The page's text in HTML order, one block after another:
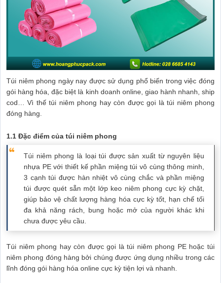
Túi niêm phong ngày nay được sử dụng phổ biến trong việc đóng
gói hàng hóa, đặc biệt là kinh doanh online, giao hành nhanh, ship
cod… Vì thế túi niêm phong hay còn được gọi là túi niêm phong
đóng hàng.
1.1 Đặc điểm của túi niêm phong
Túi niêm phong là loại túi được sản xuất từ nguyên liệu
nhựa PE với thiết kế phần miệng túi vô cùng thông minh,
3 cạnh túi được hàn nhiệt vô cùng chắc và phần miệng
túi được quét sẵn một lớp keo niêm phong cực kỳ chặt,
giúp bảo vệ chất lượng hàng hóa cực kỳ tốt, hạn chế tối
đa khả năng rách, bung hoặc mở của người khác khi
chưa được yêu cầu.
Túi niêm phong hay còn được gọi là túi niêm phong PE hoặc túi
niêm phong đóng hàng bởi chúng được ứng dụng nhiều trong các
lĩnh đóng gói hàng hóa online cực kỳ tiện lợi và nhanh.